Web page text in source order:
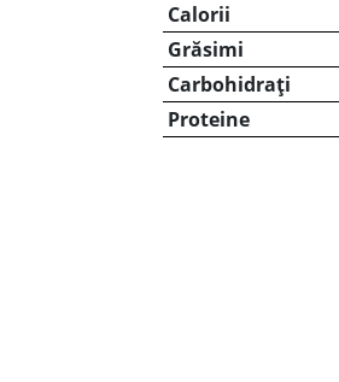
Calorii
Grăsimi
Carbohidrați
Proteine